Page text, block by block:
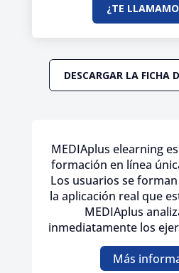
¿TE
DESCARGAR LA FICHA
MEDIAplus elearning
formación en línea
Los usuarios se
la aplicación real que
MEDIAplus
inmediatamente los
Más